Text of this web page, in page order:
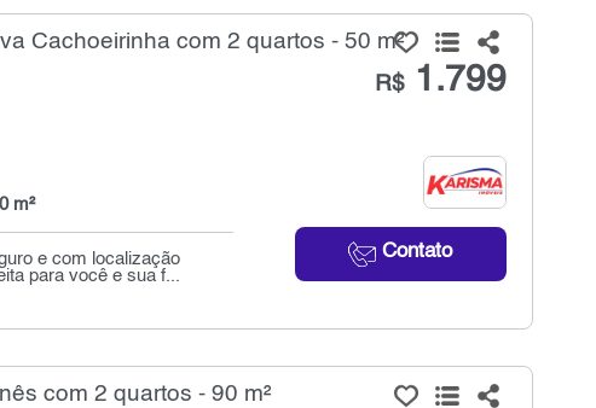
Cachoeirinha com 2 quartos - 50 m²
R$1.799
Contato
m²
e com localização
para você e sua f...
com 2 quartos - 90 m²